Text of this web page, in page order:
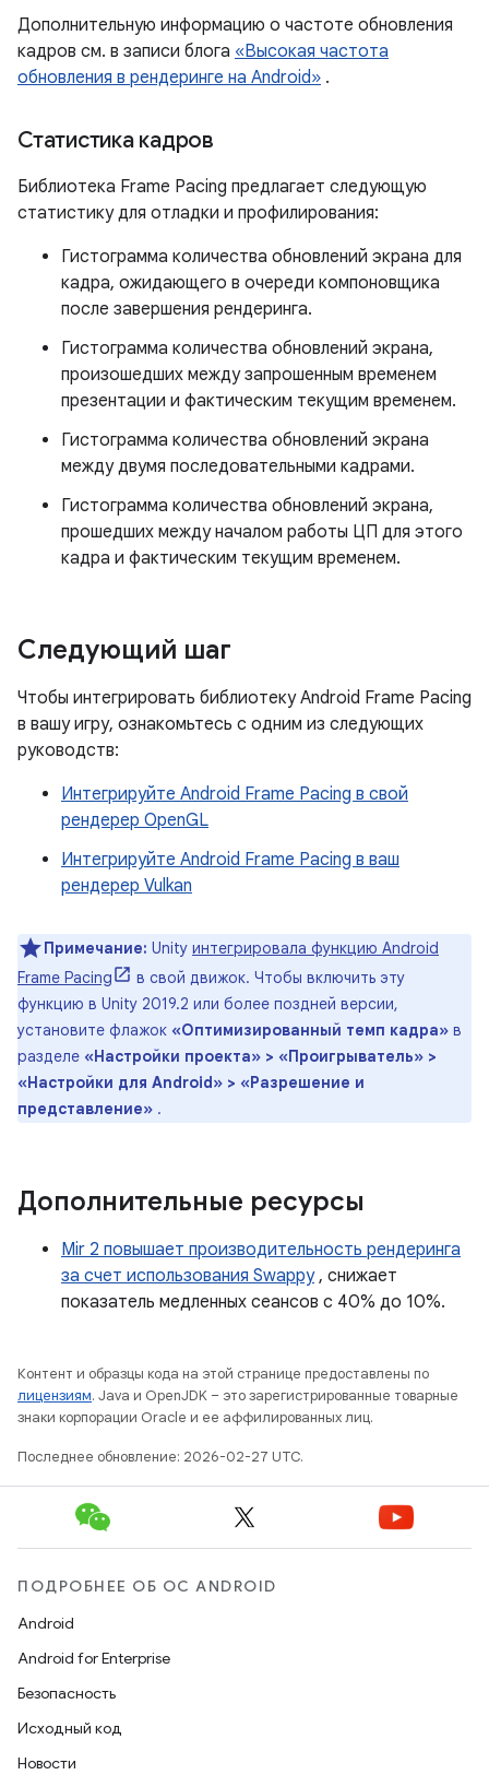
Дополнительную информацию о частоте обновления
кадров см. в записи блога «Высокая частота
обновления в рендеринге на Android» .
Статистика кадров
Библиотека Frame Pacing предлагает следующую
статистику для отладки и профилирования:
Гистограмма количества обновлений экрана для
кадра, ожидающего в очереди компоновщика
после завершения рендеринга.
Гистограмма количества обновлений экрана,
произошедших между запрошенным временем
презентации и фактическим текущим временем.
Гистограмма количества обновлений экрана
между двумя последовательными кадрами.
Гистограмма количества обновлений экрана,
прошедших между началом работы ЦП для этого
кадра и фактическим текущим временем.
Следующий шаг
Чтобы интегрировать библиотеку Android Frame Pacing
в вашу игру, ознакомьтесь с одним из следующих
руководств:
Интегрируйте Android Frame Pacing в свой
рендерер OpenGL
Интегрируйте Android Frame Pacing в ваш
рендерер Vulkan
Примечание: Unity интегрировала функцию Android
Frame Pacing
в свой движок. Чтобы включить эту
функцию в Unity 2019.2 или более поздней версии,
установите флажок «Оптимизированный темп кадра» в
разделе «Настройки проекта» > «Проигрыватель» >
«Настройки для Android» > «Разрешение и
представление» .
Дополнительные ресурсы
Mir 2 повышает производительность рендеринга
за счет использования Swappy, снижает
показатель медленных сеансов с 40% до 10%.
Контент и образцы кода на этой странице предоставлены по
лицензиям. Java и OpenJDK – это зарегистрированные товарные
знаки корпорации Oracle и ее аффилированных лиц.
Последнее обновление: 2026-02-27 UTC.
ПОДРОБНЕЕ ОБ ОС ANDROID
Android
Android for Enterprise
Безопасность
Исходный код
Новости